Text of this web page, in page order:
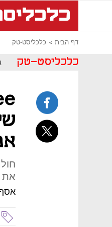
דף הבית כלכליסט-טק
כלכליסט-טק
את